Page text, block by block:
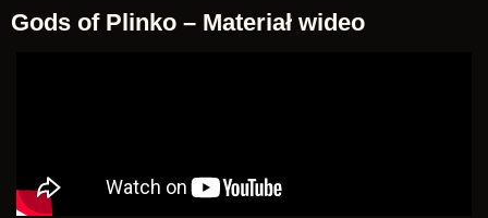
Gods of Plinko – Materiał wideo